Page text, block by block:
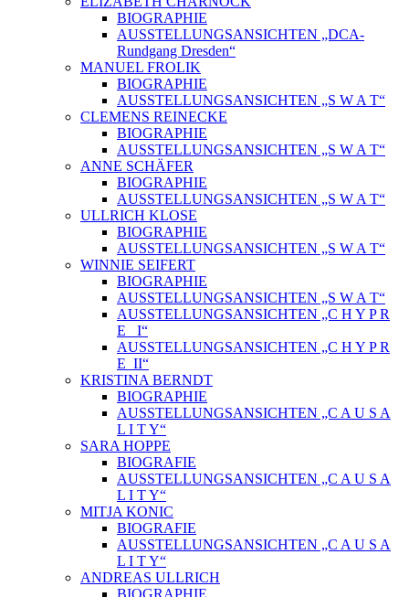
BIOGRAPHIE
AUSSTELLUNGSANSICHTEN „DCA-
Rundgang Dresden“
MANUEL FROLIK
BIOGRAPHIE
AUSSTELLUNGSANSICHTEN „S W A T“
CLEMENS REINECKE
BIOGRAPHIE
AUSSTELLUNGSANSICHTEN „S W A T“
ANNE SCHÄFER
BIOGRAPHIE
AUSSTELLUNGSANSICHTEN „S W A T“
ULLRICH KLOSE
BIOGRAPHIE
AUSSTELLUNGSANSICHTEN „S W A T“
WINNIE SEIFERT
BIOGRAPHIE
AUSSTELLUNGSANSICHTEN „S W A T“
AUSSTELLUNGSANSICHTEN „C H Y P R
E_ I“
AUSSTELLUNGSANSICHTEN „C H Y P R
E_II“
KRISTINA BERNDT
BIOGRAPHIE
AUSSTELLUNGSANSICHTEN „C A U S A
L I T Y“
SARA HOPPE
BIOGRAFIE
AUSSTELLUNGSANSICHTEN „C A U S A
L I T Y“
MITJA KONIC
BIOGRAFIE
AUSSTELLUNGSANSICHTEN „C A U S A
L I T Y“
ANDREAS ULLRICH
BIOGRAPHIE